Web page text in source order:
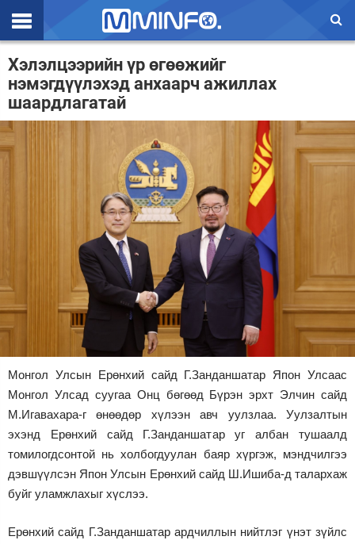
Эхлэл
Цаг агаар
Валют ханш
Улс төр
Дэлхий
Энтертайнмэнт
Зурхай
Хэлэлцээрийн үр өгөөжийг
нэмэгдүүлэхэд анхаарч ажиллах
шаардлагатай
Монгол Улсын Ерөнхий сайд Г.Занданшатар Япон Улсаас
Монгол Улсад суугаа Онц бөгөөд Бүрэн эрхт Элчин сайд
М.Игавахара-г өнөөдөр хүлээн авч уулзлаа. Уулзалтын
эхэнд Ерөнхий сайд Г.Занданшатар уг албан тушаалд
томилогдсонтой нь холбогдуулан баяр хүргэж, мэндчилгээ
дэвшүүлсэн Япон Улсын Ерөнхий сайд Ш.Ишиба-д талархаж
буйг уламжлахыг хүслээ.
Ерөнхий сайд Г.Занданшатар ардчиллын нийтлэг үнэт зүйлс